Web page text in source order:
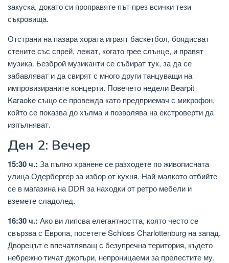
закуска, докато си проправяте път през всички тези
съкровища.
Отстрани на пазара хората играят баскетбол, боядисват
стените със спрей, лежат, когато грее слънце, и правят
музика. Безброй музиканти се събират тук, за да се
забавляват и да свирят с много други танцуващи на
импровизираните концерти. Повечето недели Bearpit
Karaoke също се провежда като предприемач с микрофон,
който се показва до хълма и позволява на екстроверти да
изпълняват.
Ден 2: Вечер
15:30 ч.: За пълно хранене се разходете по живописната
улица Одербергер за избор от кухня. Най-малкото отбийте
се в магазина на DDR за находки от ретро мебели и
вземете сладолед.
16:30 ч.: Ако ви липсва елегантността, която често се
свързва с Европа, посетете Schloss Charlottenburg на запад.
Дворецът е впечатляващ с безупречна територия, където
небрежно тичат джогъри, непроницаеми за прелестите му.